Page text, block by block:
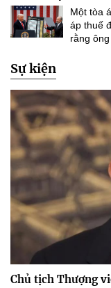
Một tòa
áp thuế
rằng
Sự kiện
Chủ tịch Thượng